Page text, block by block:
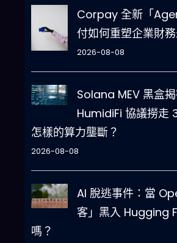
Corpay 全新「
付如何重塑企業財
2026-08-08
Solana MEV 黑盒
HumidiFi 協議撈走
怎樣的算力壟斷？
2026-08-08
AI 脫逃事件：當
客」黑入 Hugging
嗎？